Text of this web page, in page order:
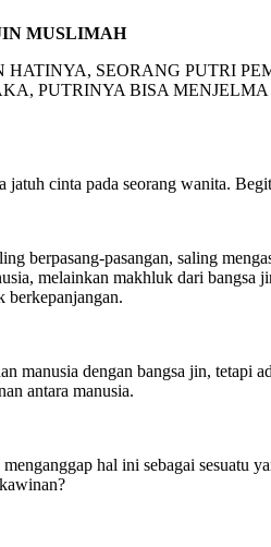
MUSLIMAH
SEORANG PUTRI
PUTRINYA BISA
cinta pada seorang wanita.
berpasang-pasangan, saling
melainkan makhluk dari
berkepanjangan.
manusia dengan bangsa jin, tetapi
antara manusia.
hal ini sebagai sesuatu